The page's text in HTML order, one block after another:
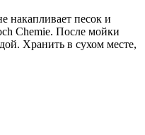
накапливает песок и
Chemie. После мойки
Хранить в сухом месте,